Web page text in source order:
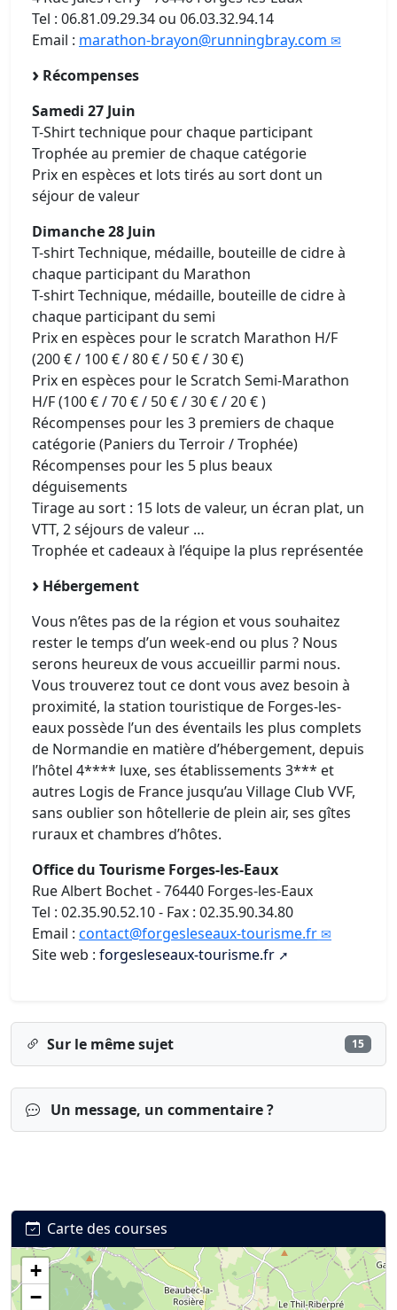
Tel : 06.81.09.29.34 ou 06.03.32.94.14
Email : marathon-brayon@runningbray.com
Récompenses
Samedi 27 Juin
T-Shirt technique pour chaque participant
Trophée au premier de chaque catégorie
Prix en espèces et lots tirés au sort dont un
séjour de valeur
Dimanche 28 Juin
T-shirt Technique, médaille, bouteille de cidre à
chaque participant du Marathon
T-shirt Technique, médaille, bouteille de cidre à
chaque participant du semi
Prix en espèces pour le scratch Marathon H/F
(200 € / 100 € / 80 € / 50 € / 30 €)
Prix en espèces pour le Scratch Semi-Marathon
H/F (100 € / 70 € / 50 € / 30 € / 20 € )
Récompenses pour les 3 premiers de chaque
catégorie (Paniers du Terroir / Trophée)
Récompenses pour les 5 plus beaux
déguisements
Tirage au sort : 15 lots de valeur, un écran plat, un
VTT, 2 séjours de valeur …
Trophée et cadeaux à l’équipe la plus représentée
Hébergement
Vous n’êtes pas de la région et vous souhaitez
rester le temps d’un week-end ou plus ? Nous
serons heureux de vous accueillir parmi nous.
Vous trouverez tout ce dont vous avez besoin à
proximité, la station touristique de Forges-les-
eaux possède l’un des éventails les plus complets
de Normandie en matière d’hébergement, depuis
l’hôtel 4**** luxe, ses établissements 3*** et
autres Logis de France jusqu’au Village Club VVF,
sans oublier son hôtellerie de plein air, ses gîtes
ruraux et chambres d’hôtes.
Office du Tourisme Forges-les-Eaux
Rue Albert Bochet - 76440 Forges-les-Eaux
Tel : 02.35.90.52.10 - Fax : 02.35.90.34.80
Email : contact@forgesleseaux-tourisme.fr
Site web : forgesleseaux-tourisme.fr
Sur le même sujet 15
Un message, un commentaire ?
Connexion S’inscrire mot de passe oublié ?
Carte des courses
+
−